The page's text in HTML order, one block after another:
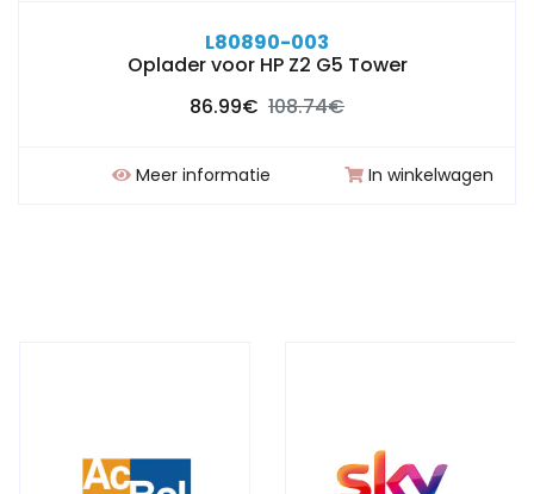
L80890-003
Oplader voor HP Z2 G5 Tower
86.99€ 108.74€
Meer informatie In winkelwagen